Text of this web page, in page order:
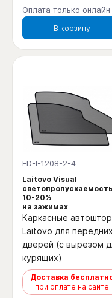
Оплата только онлайн
В корзину
FD-I-1208-2-4
Laitovo Visual
светопропускаемость
10-20%
на зажимах
Каркасные
Laitovo для передних
дверей (с вырезом
курящих)
Доставка
при оплате на сайте